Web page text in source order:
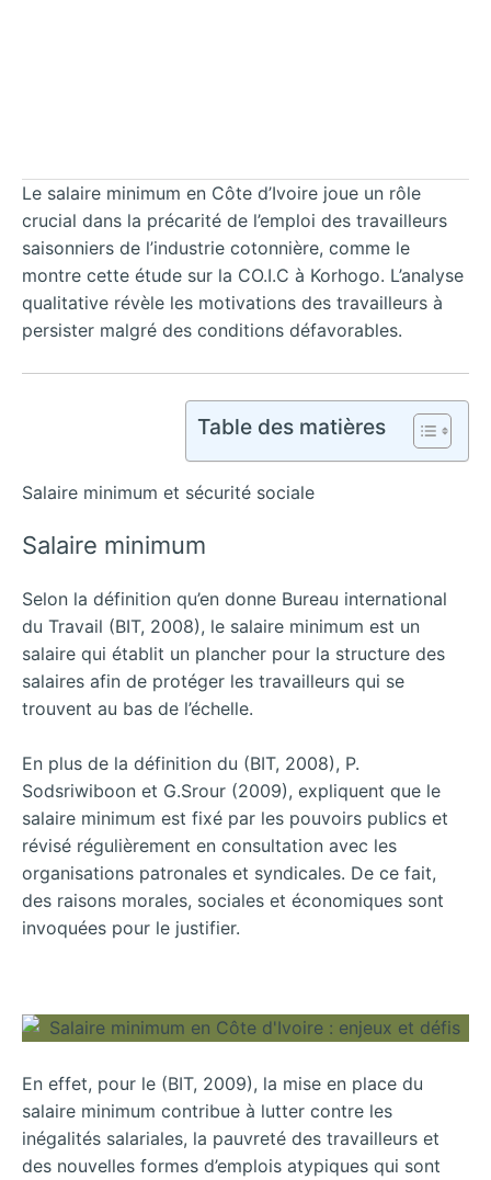
Le salaire minimum en Côte d’Ivoire joue un rôle
crucial dans la précarité de l’emploi des travailleurs
saisonniers de l’industrie cotonnière, comme le
montre cette étude sur la CO.I.C à Korhogo. L’analyse
qualitative révèle les motivations des travailleurs à
persister malgré des conditions défavorables.
Table des matières
Salaire minimum et sécurité sociale
Salaire minimum
Selon la définition qu’en donne Bureau international
du Travail (BIT, 2008), le salaire minimum est un
salaire qui établit un plancher pour la structure des
salaires afin de protéger les travailleurs qui se
trouvent au bas de l’échelle.
En plus de la définition du (BIT, 2008), P.
Sodsriwiboon et G.Srour (2009), expliquent que le
salaire minimum est fixé par les pouvoirs publics et
révisé régulièrement en consultation avec les
organisations patronales et syndicales. De ce fait,
des raisons morales, sociales et économiques sont
invoquées pour le justifier.
En effet, pour le (BIT, 2009), la mise en place du
salaire minimum contribue à lutter contre les
inégalités salariales, la pauvreté des travailleurs et
des nouvelles formes d’emplois atypiques qui sont